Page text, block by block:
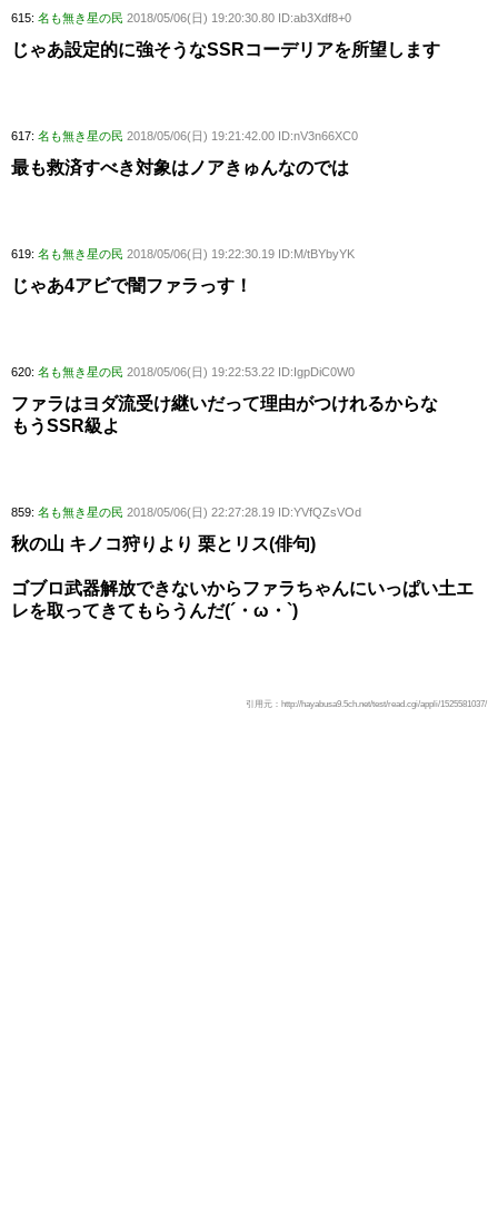
615: 名も無き星の民 2018/05/06(日) 19:20:30.80 ID:ab3Xdf8+0
じゃあ設定的に強そうなSSRコーデリアを所望します
617: 名も無き星の民 2018/05/06(日) 19:21:42.00 ID:nV3n66XC0
最も救済すべき対象はノアきゅんなのでは
619: 名も無き星の民 2018/05/06(日) 19:22:30.19 ID:M/tBYbyYK
じゃあ4アビで闇ファラっす！
620: 名も無き星の民 2018/05/06(日) 19:22:53.22 ID:IgpDiC0W0
ファラはヨダ流受け継いだって理由がつけれるからな
もうSSR級よ
859: 名も無き星の民 2018/05/06(日) 22:27:28.19 ID:YVfQZsVOd
秋の山 キノコ狩りより 栗とリス(俳句)
ゴブロ武器解放できないからファラちゃんにいっぱい土エ
レを取ってきてもらうんだ(´・ω・`)
引用元：http://hayabusa9.5ch.net/test/read.cgi/appli/1525581037/